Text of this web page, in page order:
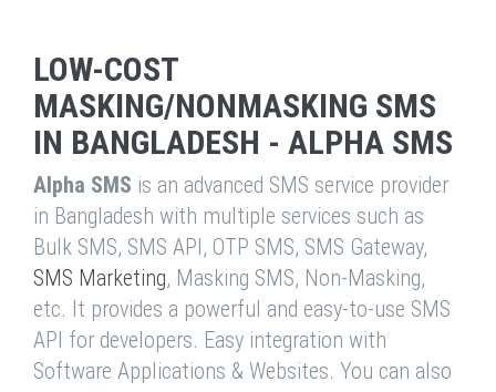
LOW-COST
MASKING/NONMASKING SMS
IN BANGLADESH - ALPHA SMS
Alpha SMS is an advanced SMS service provider
in Bangladesh with multiple services such as
Bulk SMS, SMS API, OTP SMS, SMS Gateway,
SMS Marketing, Masking SMS, Non-Masking,
etc. It provides a powerful and easy-to-use SMS
API for developers. Easy integration with
Software Applications & Websites. You can also